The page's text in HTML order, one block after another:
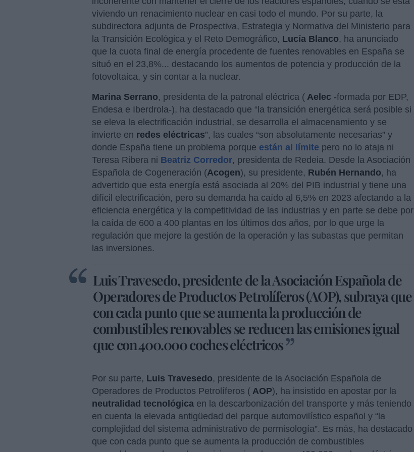
viviendo un renacimiento nuclear en casi todo el mundo. Por su parte, la
subdirectora adjunta de Prospectiva, Estrategia y Normativa del Ministerio para
la Transición Ecológica y el Reto Demográfico, Lucía Blanco, ha anunciado
que la cuota final de energía procedente de fuentes renovables en España se
situó en el 23,8%... destacando los aumentos de potencia y producción de la
fotovoltaica, y sin contar a la nuclear.
Marina Serrano, presidenta de la patronal eléctrica ( Aelec -formada por EDP,
Endesa e Iberdrola-), ha destacado que “la transición energética será posible si
se eleva la electrificación industrial, se desarrolla el almacenamiento y se
invierte en redes eléctricas”, las cuales “son absolutamente necesarias” y
donde España tiene un problema porque están al límite pero no lo ataja ni
Teresa Ribera ni Beatriz Corredor, presidenta de Redeia. Desde la Asociación
Española de Cogeneración (Acogen), su presidente, Rubén Hernando, ha
advertido que esta energía está asociada al 20% del PIB industrial y tiene una
difícil electrificación, pero su demanda ha caído al 6,5% en 2023 afectando a la
eficiencia energética y la competitividad de las industrias y en parte se debe por
la caída de 600 a 400 plantas en los últimos dos años, por lo que urge la
regulación que mejore la gestión de la operación y las subastas que permitan
las inversiones.
Luis Travesedo, presidente de la Asociación Española de
Operadores de Productos Petrolíferos (AOP), subraya que
con cada punto que se aumenta la producción de
combustibles renovables se reducen las emisiones igual
que con 400.000 coches eléctricos
Por su parte, Luis Travesedo, presidente de la Asociación Española de
Operadores de Productos Petrolíferos ( AOP), ha insistido en apostar por la
neutralidad tecnológica en la descarbonización del transporte y más teniendo
en cuenta la elevada antigüedad del parque automovilístico español y “la
complejidad del sistema administrativo de permisología”. Es más, ha destacado
que con cada punto que se aumenta la producción de combustibles